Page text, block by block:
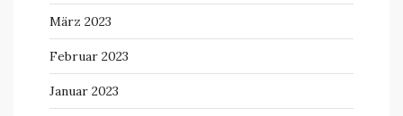
März 2023
Februar 2023
Januar 2023